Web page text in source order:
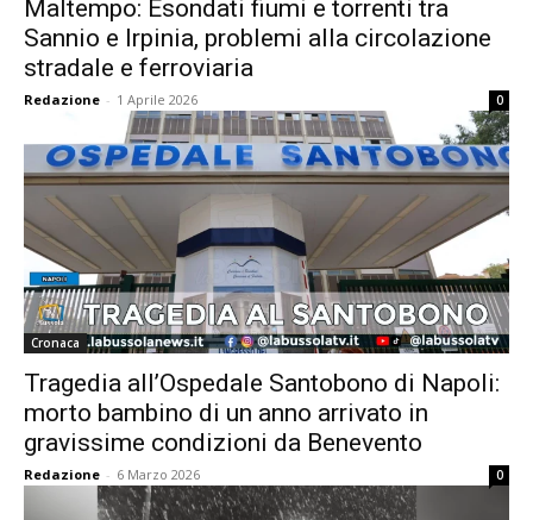
Maltempo: Esondati fiumi e torrenti tra
Sannio e Irpinia, problemi alla circolazione
stradale e ferroviaria
Redazione - 1 Aprile 2026 0
Cronaca
Tragedia all’Ospedale Santobono di Napoli:
morto bambino di un anno arrivato in
gravissime condizioni da Benevento
Redazione - 6 Marzo 2026 0